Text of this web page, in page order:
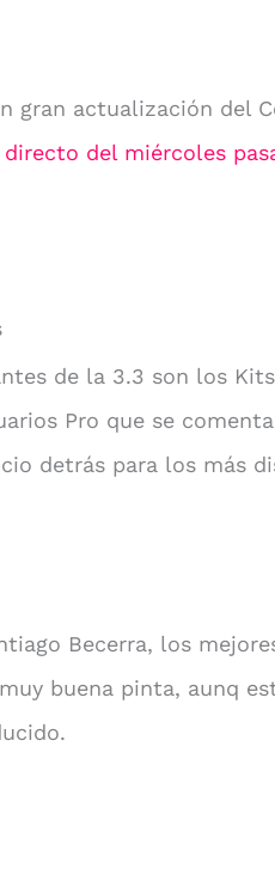
gran actualización del
del miércoles
de la 3.3 son los
Pro que se
detrás para los más
Becerra, los
buena pinta, aunq